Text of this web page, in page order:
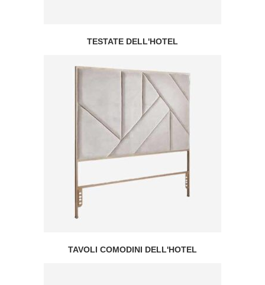
TESTATE DELL'HOTEL
TAVOLI COMODINI DELL'HOTEL